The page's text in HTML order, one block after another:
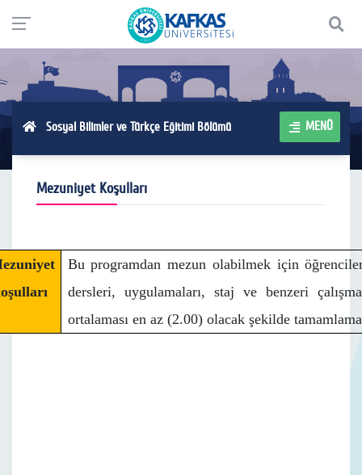
Sosyal Bilimler ve Türkçe Eğitimi Bölümü MENÜ
Mezuniyet Koşulları
Bu programdan mezun olabilmek için
dersleri, uygulamaları, staj ve benzeri
ortalaması en az (2.00) olacak şekilde